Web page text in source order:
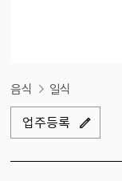
음식 일식
업주등록